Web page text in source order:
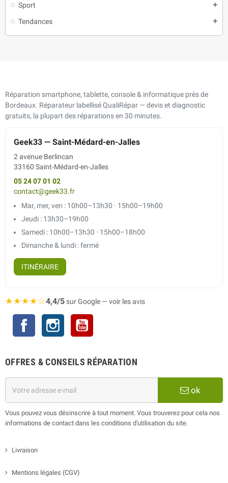
Sport add
Tendances add
Réparation smartphone, tablette, console & informatique près de
Bordeaux. Réparateur labellisé QualiRépar — devis et diagnostic
gratuits, la plupart des réparations en 30 minutes.
Geek33 — Saint-Médard-en-Jalles
2 avenue Berlincan
33160 Saint-Médard-en-Jalles
05 24 07 01 02
contact@geek33.fr
Mar, mer, ven : 10h00–13h30 · 15h00–19h00
Jeudi : 13h30–19h00
Samedi : 10h00–13h30 · 15h00–18h00
Dimanche & lundi : fermé
ITINÉRAIRE
★★★★☆4,4/5sur Google — voir les avis
Facebook Instagram
OFFRES & CONSEILS RÉPARATION
ok
Vous pouvez vous désinscrire à tout moment. Vous trouverez pour cela nos
informations de contact dans les conditions d'utilisation du site.
Livraison
Mentions légales (CGV)